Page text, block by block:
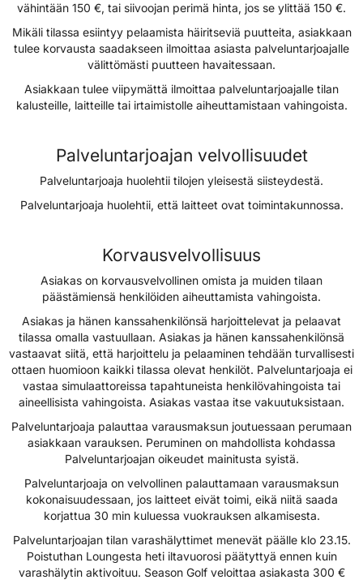
vähintään 150 €, tai siivoojan perimä hinta, jos se ylittää 150 €.
Mikäli tilassa esiintyy pelaamista häiritseviä puutteita, asiakkaan
tulee korvausta saadakseen ilmoittaa asiasta palveluntarjoajalle
välittömästi puutteen havaitessaan.
Asiakkaan tulee viipymättä ilmoittaa palveluntarjoajalle tilan
kalusteille, laitteille tai irtaimistolle aiheuttamistaan vahingoista.
Palveluntarjoajan velvollisuudet
Palveluntarjoaja huolehtii tilojen yleisestä siisteydestä.
Palveluntarjoaja huolehtii, että laitteet ovat toimintakunnossa.
Korvausvelvollisuus
Asiakas on korvausvelvollinen omista ja muiden tilaan
päästämiensä henkilöiden aiheuttamista vahingoista.
Asiakas ja hänen kanssahenkilönsä harjoittelevat ja pelaavat
tilassa omalla vastuullaan. Asiakas ja hänen kanssahenkilönsä
vastaavat siitä, että harjoittelu ja pelaaminen tehdään turvallisesti
ottaen huomioon kaikki tilassa olevat henkilöt. Palveluntarjoaja ei
vastaa simulaattoreissa tapahtuneista henkilövahingoista tai
aineellisista vahingoista. Asiakas vastaa itse vakuutuksistaan.
Palveluntarjoaja palauttaa varausmaksun joutuessaan perumaan
asiakkaan varauksen. Peruminen on mahdollista kohdassa
Palveluntarjoajan oikeudet mainitusta syistä.
Palveluntarjoaja on velvollinen palauttamaan varausmaksun
kokonaisuudessaan, jos laitteet eivät toimi, eikä niitä saada
korjattua 30 min kuluessa vuokrauksen alkamisesta.
Palveluntarjoajan tilan varashälyttimet menevät päälle klo 23.15.
Poistuthan Loungesta heti iltavuorosi päätyttyä ennen kuin
varashälytin aktivoituu. Season Golf veloittaa asiakasta 300 €